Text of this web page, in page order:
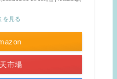
を見る
市場